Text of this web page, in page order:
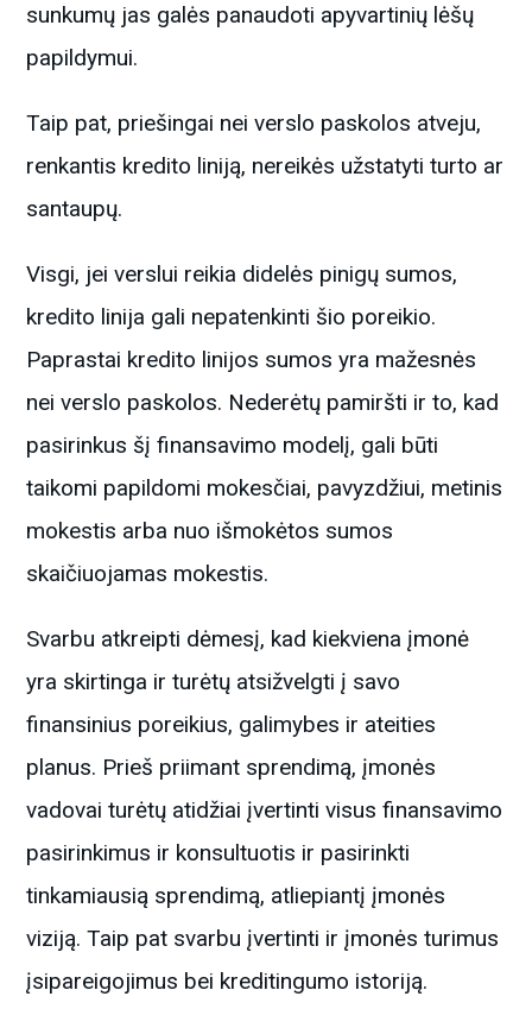
sunkumų jas galės panaudoti apyvartinių lėšų
papildymui.
Taip pat, priešingai nei verslo paskolos atveju,
renkantis kredito liniją, nereikės užstatyti turto ar
santaupų.
Visgi, jei verslui reikia didelės pinigų sumos,
kredito linija gali nepatenkinti šio poreikio.
Paprastai kredito linijos sumos yra mažesnės
nei verslo paskolos. Nederėtų pamiršti ir to, kad
pasirinkus šį finansavimo modelį, gali būti
taikomi papildomi mokesčiai, pavyzdžiui, metinis
mokestis arba nuo išmokėtos sumos
skaičiuojamas mokestis.
Svarbu atkreipti dėmesį, kad kiekviena įmonė
yra skirtinga ir turėtų atsižvelgti į savo
finansinius poreikius, galimybes ir ateities
planus. Prieš priimant sprendimą, įmonės
vadovai turėtų atidžiai įvertinti visus finansavimo
pasirinkimus ir konsultuotis ir pasirinkti
tinkamiausią sprendimą, atliepiantį įmonės
viziją. Taip pat svarbu įvertinti ir įmonės turimus
įsipareigojimus bei kreditingumo istoriją.